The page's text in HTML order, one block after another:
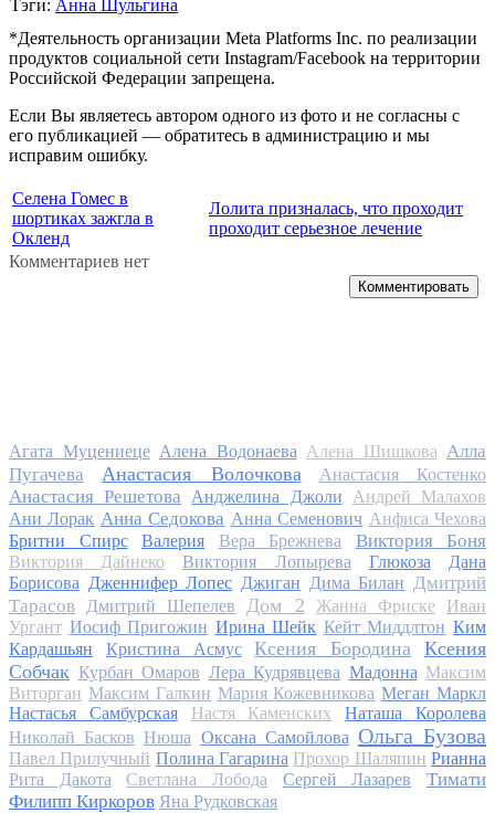
Тэги: Анна Шульгина
*Деятельность организации Meta Platforms Inc. по реализации
продуктов социальной сети Instagram/Facebook на территории
Российской Федерации запрещена.
Если Вы являетесь автором одного из фото и не согласны с
его публикацией — обратитесь в администрацию и мы
исправим ошибку.
Селена Гомес в
шортиках зажгла в
Окленд
Лолита призналась, что проходит
проходит серьезное лечение
Комментариев нет
Комментировать
Агата Муцениеце Алена Водонаева Алена Шишкова Алла
Пугачева
Анастасия Волочкова Анастасия Костенко
Анастасия Решетова Анджелина Джоли
Андрей Малахов
Ани Лорак Анна Седокова Анна Семенович Анфиса Чехова
Бритни Спирс
Валерия Вера Брежнева Виктория Боня
Виктория Дайнеко Виктория Лопырева Глюкоза
Дана
Борисова Дженнифер Лопес Джиган Дима Билан Дмитрий
Тарасов
Дмитрий Шепелев Дом 2 Жанна Фриске
Иван
Ургант Иосиф Пригожин Ирина Шейк Кейт Миддлтон Ким
Кардашьян
Кристина Асмус Ксения Бородина
Ксения
Собчак Курбан Омаров Лера Кудрявцева Мадонна Максим
Виторган Максим Галкин Мария Кожевникова Меган Маркл
Настасья Самбурская
Настя Каменских
Наташа Королева
Николай Басков Нюша Оксана Самойлова Ольга Бузова
Павел Прилучный Полина Гагарина Прохор Шаляпин Рианна
Рита Дакота
Светлана Лобода Сергей Лазарев
Тимати
Филипп Киркоров Яна Рудковская